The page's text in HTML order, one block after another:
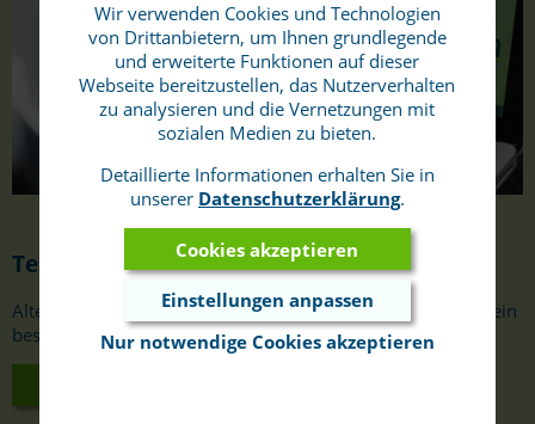
Testlizenzunserer Software-Produkte
Alternativ zum Demoserver können Sie eine Testlizenz für ein
bestimmtes Produkt erhalten.
Wir verwenden Cookies und Technologien
von Drittanbietern, um Ihnen grundlegende
und erweiterte Funktionen auf dieser
Webseite bereitzustellen, das Nutzerverhalten
zu analysieren und die Vernetzungen mit
sozialen Medien zu bieten.
Detaillierte Informationen erhalten Sie in
unserer Datenschutzerklärung.
Cookies akzeptieren
Einstellungen anpassen
Nur notwendige Cookies akzeptieren